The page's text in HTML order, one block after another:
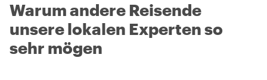
Warum andere Reisende
unsere lokalen Experten so
sehr mögen